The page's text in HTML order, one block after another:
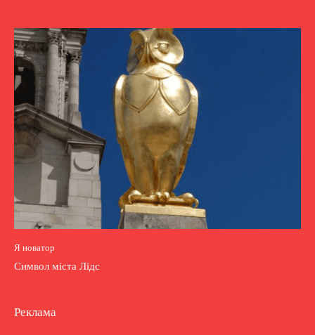
Я новатор
Символ міста Лідс
Реклама